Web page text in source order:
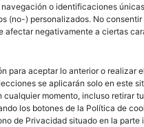
o identificaciones
(no-) personalizados. No consentir
afectar negativamente a ciertas
para aceptar lo anterior o realizar
se aplicarán solo en este
cualquier momento, incluso retirar tu
los botones de la Política de
de Privacidad situado en la parte
y
¿Qué es la teoría